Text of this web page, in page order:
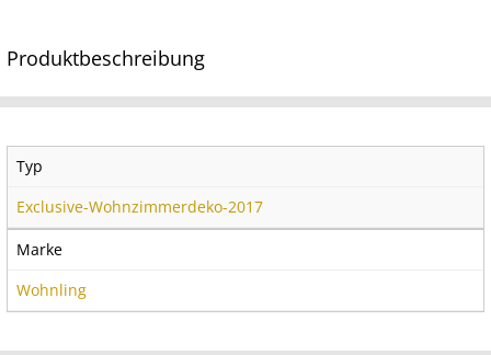
Produktbeschreibung
Typ
Exclusive-Wohnzimmerdeko-2017
Marke
Wohnling